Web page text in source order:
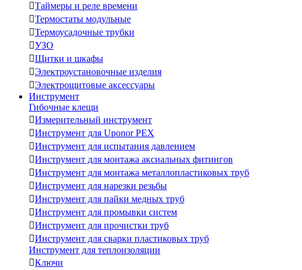
Таймеры и реле времени
Термостаты модульные
Термоусадочные трубки
УЗО
Щитки и шкафы
Электроустановочные изделия
Электрощитовые аксессуары
Инструмент
Гибочные клещи
Измерительный инструмент
Инструмент для Uponor PEX
Инструмент для испытания давлением
Инструмент для монтажа аксиальных фитингов
Инструмент для монтажа металлопластиковых труб
Инструмент для нарезки резьбы
Инструмент для пайки медных труб
Инструмент для промывки систем
Инструмент для прочистки труб
Инструмент для сварки пластиковых труб
Инструмент для теплоизоляции
Ключи